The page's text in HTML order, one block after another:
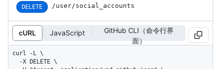
DELETE /user/social_accounts
cURL JavaScript
GitHub CLI（命令行界
面）
curl -L \